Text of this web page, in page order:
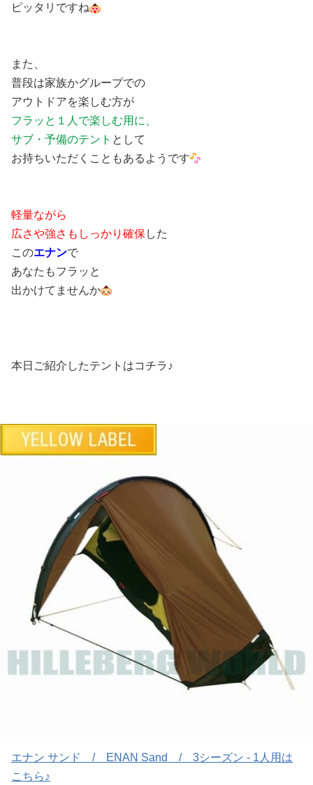
ピッタリですね
また、
普段は家族かグループでの
アウトドアを楽しむ方が
フラッと１人で楽しむ用に、
サブ・予備のテント として
お持ちいただくこともあるようです
軽量ながら
広さや強さもしっかり確保 した
このエナンで
あなたもフラッと
出かけてませんか
本日ご紹介したテントはコチラ♪
エナン サンド / ENAN Sand / 3シーズン - 1人用は
こちら♪